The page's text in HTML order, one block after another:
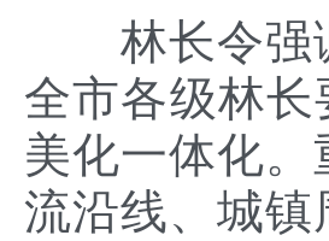
林长令强调
全市各级林
美化一体化
流沿线、城